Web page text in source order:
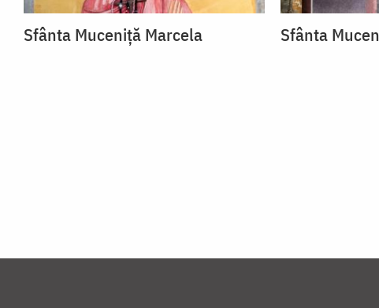
Sfânta Muceniță Marcela Sfânta